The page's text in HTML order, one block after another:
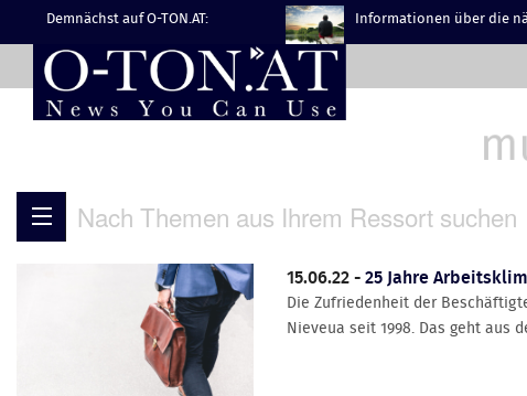
Demnächst auf O-TON.AT: Informationen über die
Nach Themen aus Ihrem Ressort suchen
15.06.22 -25 Jahre
Die Zufriedenheit der
Nieveua seit 1998. Das geht aus